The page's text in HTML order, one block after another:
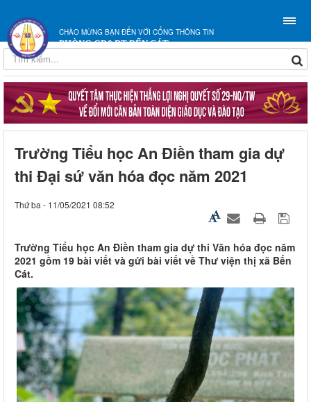
CHÀO MỪNG BẠN ĐẾN VỚI CỔNG THÔNG TIN
PHÒNG GD&ĐT BẾN CÁT
Trường Tiểu học An Điền tham gia dự
thi Đại sứ văn hóa đọc năm 2021
Thứ ba - 11/05/2021 08:52
Trường Tiểu học An Điền tham gia dự thi Văn hóa đọc năm
2021 gồm 19 bài viết và gửi bài viết về Thư viện thị xã Bến
Cát.